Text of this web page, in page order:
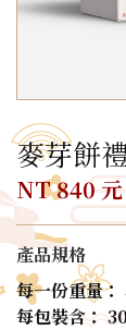
麥芽餅
NT 840 元
產品規格
每一份重量
每包裝含：